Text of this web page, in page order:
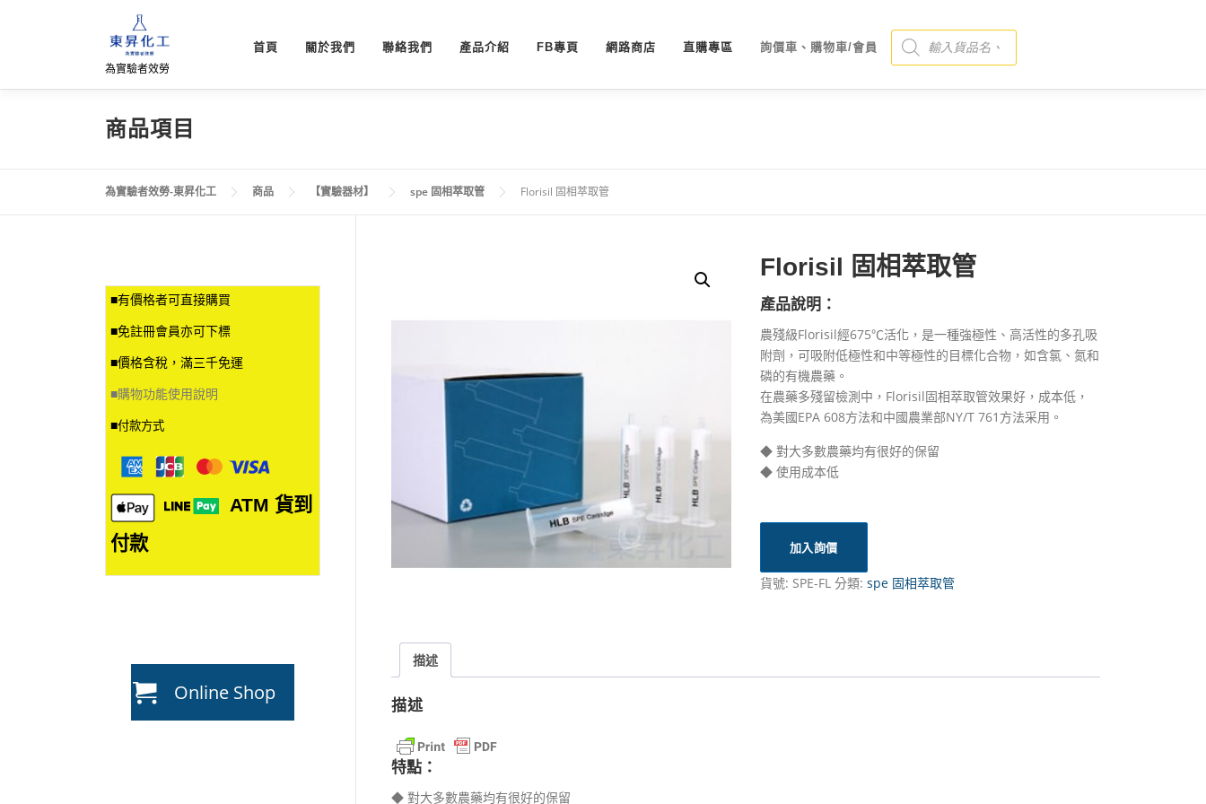
內
為實驗者效勞
首頁 關於我們 聯絡我們 產品介紹 FB專頁 網路商店 直購專區 詢價車、購物車/會員
Products search
商品項目
為實驗者效勞-東昇化工 商品 【實驗器材】 spe 固相萃取管 Florisil 固相萃取管
Florisil 固相萃取管
產品說明：
農殘級Florisil經675℃活化，是一種強極性、高活性的多孔吸
附劑，可吸附低極性和中等極性的目標化合物，如含氯、氮和
磷的有機農藥。
在農藥多殘留檢測中，Florisil固相萃取管效果好，成本低，
為美國EPA 608方法和中國農業部NY/T 761方法采用。
◆ 對大多數農藥均有很好的保留
◆ 使用成本低
加入詢價
貨號: SPE-FL 分類: spe 固相萃取管
描述
描述
特點：
◆ 對大多數農藥均有很好的保留
■有價格者可直接購買
■免註冊會員亦可下標
■價格含稅，滿三千免運
■購物功能使用說明
■付款方式
ATM 貨到
付款
Online Shop